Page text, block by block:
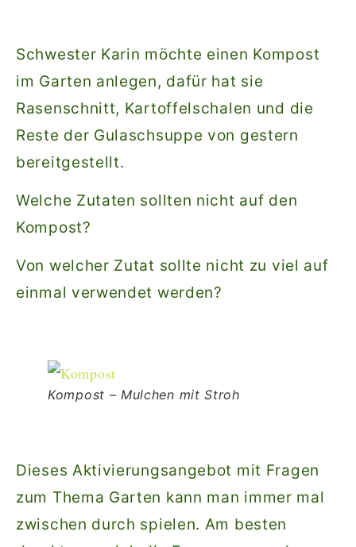
Schwester Karin möchte einen Kompost
im Garten anlegen, dafür hat sie
Rasenschnitt, Kartoffelschalen und die
Reste der Gulaschsuppe von gestern
bereitgestellt.
Welche Zutaten sollten nicht auf den
Kompost?
Von welcher Zutat sollte nicht zu viel auf
einmal verwendet werden?
Kompost – Mulchen mit Stroh
Dieses Aktivierungsangebot mit Fragen
zum Thema Garten kann man immer mal
zwischen durch spielen. Am besten